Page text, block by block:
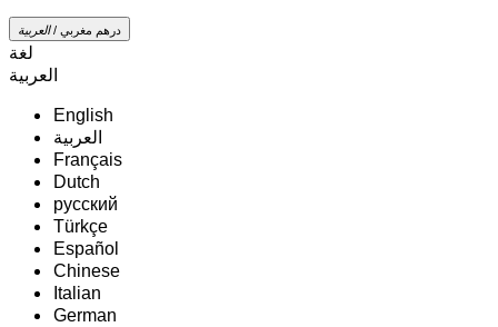
درهم مغربي /‏العربية‏
لغة
‏العربية‏
English
‏العربية‏
Français
Dutch
русский
Türkçe
Español
Chinese
Italian
German